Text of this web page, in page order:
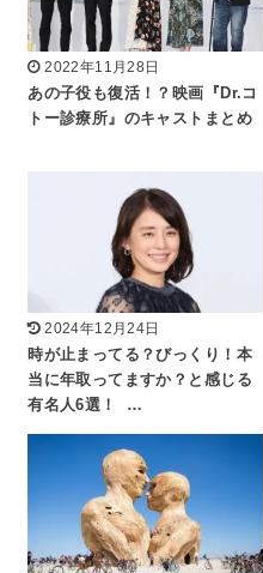
2022年11月28日
あの子役も復活！？映画『Dr.コ
トー診療所』のキャストまとめ
2024年12月24日
時が止まってる？びっくり！本
当に年取ってますか？と感じる
有名人6選！ …